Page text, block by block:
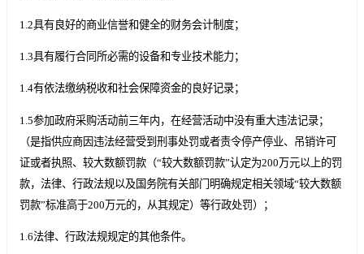
1.2具有良好的商业信誉和健全的财务会计制度；
1.3具有履行合同所必需的设备和专业技术能力；
1.4有依法缴纳税收和社会保障资金的良好记录；
1.5参加政府采购活动前三年内，在经营活动中没有重大违法记录；
（是指供应商因违法经营受到刑事处罚或者责令停产停业、吊销许可
证或者执照、较大数额罚款（“较大数额罚款”认定为200万元以上的罚
款，法律、行政法规以及国务院有关部门明确规定相关领域“较大数额
罚款”标准高于200万元的，从其规定）等行政处罚）；
1.6法律、行政法规规定的其他条件。